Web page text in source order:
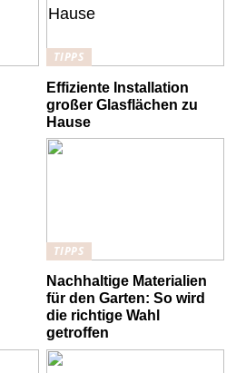
TIPPS
Effiziente Installation
großer Glasflächen zu
Hause
TIPPS
Nachhaltige Materialien
für den Garten: So wird
die richtige Wahl
getroffen